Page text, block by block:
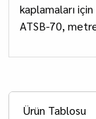
kaplamaları
ATSB-70, metre
Ürün Tablosu